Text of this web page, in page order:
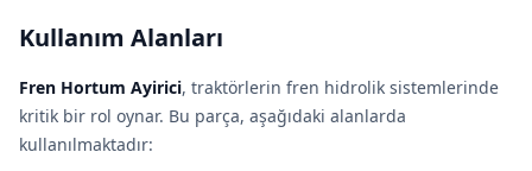
Kullanım Alanları
Fren Hortum Ayirici, traktörlerin fren hidrolik sistemlerinde
kritik bir rol oynar. Bu parça, aşağıdaki alanlarda
kullanılmaktadır: